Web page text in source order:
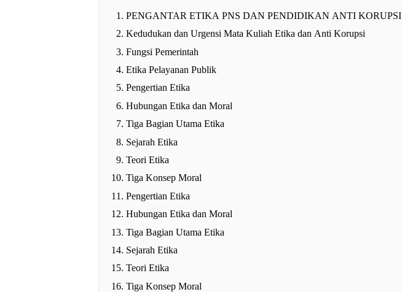
PENGANTAR ETIKA PNS DAN PENDIDIKAN ANTI KORUPSI
Kedudukan dan Urgensi Mata Kuliah Etika dan Anti Korupsi
Fungsi Pemerintah
Etika Pelayanan Publik
Pengertian Etika
Hubungan Etika dan Moral
Tiga Bagian Utama Etika
Sejarah Etika
Teori Etika
Tiga Konsep Moral
Pengertian Etika
Hubungan Etika dan Moral
Tiga Bagian Utama Etika
Sejarah Etika
Teori Etika
Tiga Konsep Moral